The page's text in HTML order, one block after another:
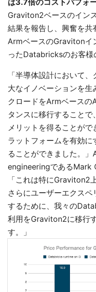
は3.7倍のコストパフォ
Graviton2ベースのイン
結果を報告し、興奮を共
ArmベースのGravitonイ
ったDatabricksのお客様
「半導体設計において
大なイノベーションを
クロードをArmベース
タンスに移行すること
メリットを得ることが
ラットフォームを有効
ることができました。
engineeringであるMark
「これは特にGraviton2
さらにユーザーエクス
するために、我々の
利用をGraviton2に移行
す。」